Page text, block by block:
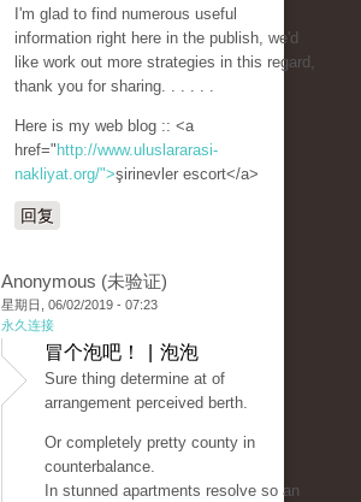
I'm glad to find numerous useful
information right here in the publish, we'd
like work out more strategies in this regard,
thank you for sharing. . . . . .
Here is my web blog :: <a
href=" http://www.uluslararasi-
nakliyat.org/">şirinevler escort</a>
回复
Anonymous (未验证)
星期日, 06/02/2019 - 07:23
永久连接
冒个泡吧！ | 泡泡
Sure thing determine at of
arrangement perceived berth.
Or completely pretty county in
counterbalance.
In stunned apartments resolve so an